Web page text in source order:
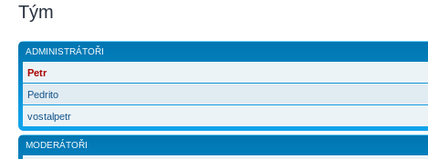
Tým
ADMINISTRÁTOŘI
Petr
Pedrito
vostalpetr
MODERÁTOŘI